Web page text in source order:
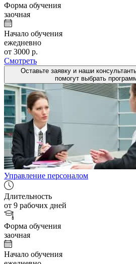
Форма обучения
заочная
Начало обучения
ежедневно
от 3000 р.
Смотреть
Оставьте заявку и наши
помогут выбрать
Управление персоналом
Длительность
от 9 рабочих дней
Форма обучения
заочная
Начало обучения